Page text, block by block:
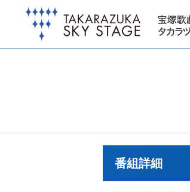
番組詳細